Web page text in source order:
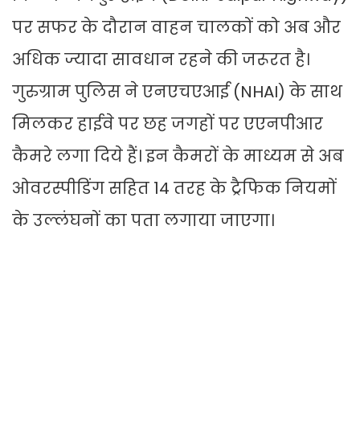
पर सफर के दौरान वाहन चालकों को अब और
अधिक ज्यादा सावधान रहने की जरूरत है।
गुरुग्राम पुलिस ने एनएचएआई (NHAI) के साथ
मिलकर हाईवे पर छह जगहों पर एएनपीआर
कैमरे लगा दिये हैं। इन कैमरों के माध्यम से अब
ओवरस्पीडिंग सहित 14 तरह के ट्रैफिक नियमों
के उल्लंघनों का पता लगाया जाएगा।